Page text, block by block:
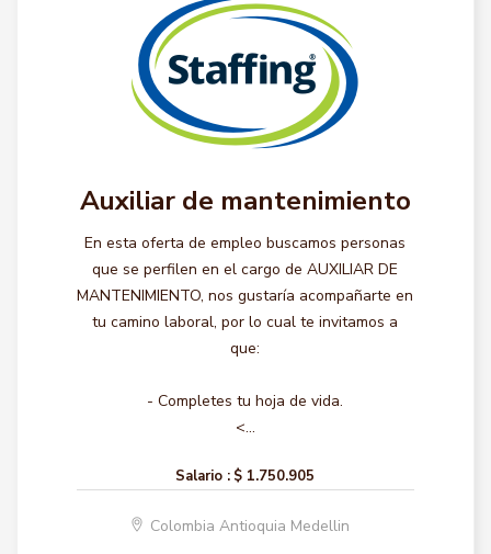
Auxiliar de mantenimiento
En esta oferta de empleo buscamos personas
que se perfilen en el cargo de AUXILIAR DE
MANTENIMIENTO, nos gustaría acompañarte en
tu camino laboral, por lo cual te invitamos a
que:
- Completes tu hoja de vida.
<...
Salario : $ 1.750.905
Colombia Antioquia Medellin